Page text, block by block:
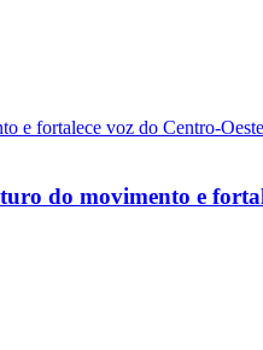
do movimento e